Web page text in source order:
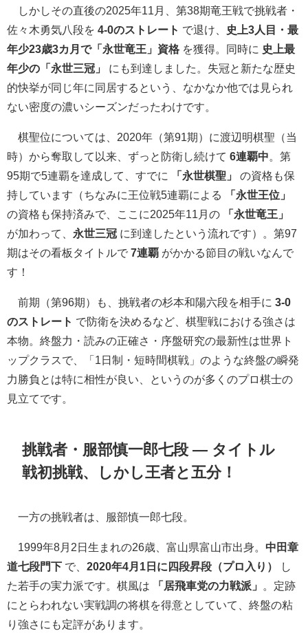
しかしその直後の2025年11月、第38期竜王戦で挑戦者・
佐々木勇気八段を 4-0のストレート で退け、
史上3人目・最
年少23歳3カ月で「永世竜王」資格 を獲得。同時に 史上最
年少の「永世三冠」
にも到達しました。失冠と新たな歴史
的快挙が同じ年に同居するという、なかなか他では見られ
ない密度の濃いシーズンだったわけです。
棋聖位については、2020年（第91期）に渡辺明棋聖（当
時）から奪取して以来、ずっと防衛し続けて 6連覇中 。第
95期で5連覇を達成して、すでに
「永世棋聖」
の資格も保
持しています（ちなみに王位戦5連覇による
「永世王位」
の資格も保持済みで、ここに2025年11月の
「永世竜王」
が加わって、 永世三冠 に到達したという流れです）。第97
期はその看板タイトルで 7連覇 がかかる節目の戦いなんで
す！
前期（第96期）も、挑戦者の杉本和陽六段を相手に 3-0
のストレート で防衛を決めるなど、棋聖戦における強さは
本物。終盤力・読みの正確さ・序盤研究の最新性は世界ト
ップクラスで、「1日制・短時間棋戦」のような終盤の瞬発
力勝負とは特に相性が良い、というのが多くのプロ棋士の
見立てです。
挑戦者・服部慎一郎七段 ― タイトル
戦初挑戦、しかし王者と五分！
一方の挑戦者は、服部慎一郎七段。
1999年8月2日生まれの26歳、富山県富山市出身。 中田章
道七段門下 で、 2020年4月1日に四段昇段（プロ入り）
し
た若手の実力派です。棋風は
「居飛車党の力戦派」
。定跡
にとらわれない実戦調の将棋を得意としていて、終盤の粘
り強さにも定評があります。